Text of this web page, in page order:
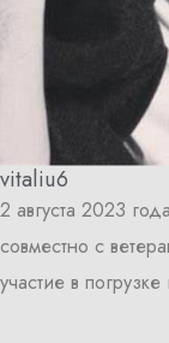
vitaliu6
2 августа 2023
совместно с
участие в